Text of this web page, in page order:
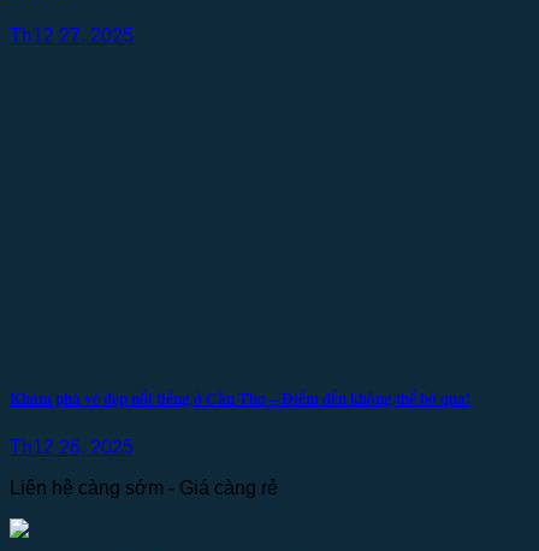
Th12 27, 2025
Khám phá vẻ đẹp nổi tiếng ở Cần Thơ – Điểm đến không thể bỏ qua!
Th12 26, 2025
Liên hệ càng sớm - Giá càng rẻ